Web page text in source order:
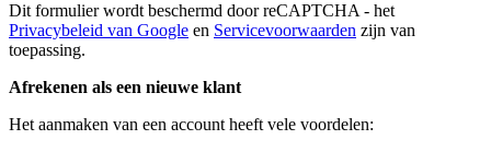
Dit formulier wordt beschermd door reCAPTCHA - het
Privacybeleid van Google en Servicevoorwaarden zijn van
toepassing.
Afrekenen als een nieuwe klant
Het aanmaken van een account heeft vele voordelen: